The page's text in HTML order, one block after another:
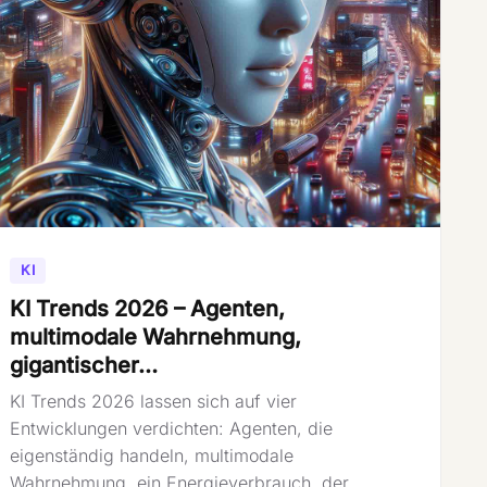
KI
KI Trends 2026 – Agenten,
multimodale Wahrnehmung,
gigantischer…
KI Trends 2026 lassen sich auf vier
Entwicklungen verdichten: Agenten, die
eigenständig handeln, multimodale
Wahrnehmung, ein Energieverbrauch, der …